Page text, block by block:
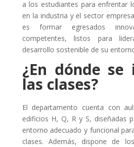
a los estudiantes para enfrentar
en la industria y el sector
es formar egresados
competentes, listos para
desarrollo sostenible de su
¿En dónde se
las clases?
El departamento cuenta con
edificios H, Q, R y S, diseñadas
entorno adecuado y funcional
clases. Además, dispone de